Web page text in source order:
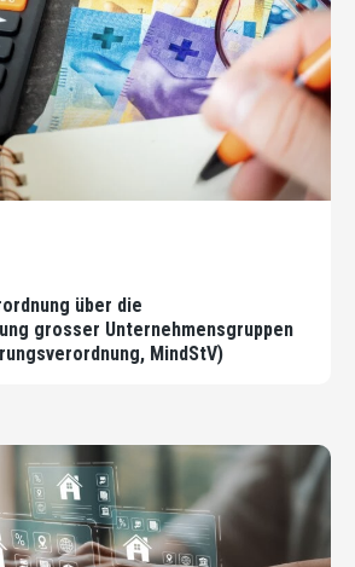
über die
grosser Unternehmensgruppen
MindStV)